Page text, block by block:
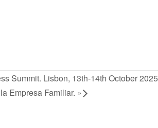
Summit. Lisbon, 13th-14th October 2025
Empresa Familiar. »